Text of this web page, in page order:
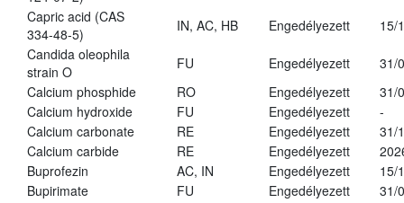
Capric acid (CAS
334-48-5)
IN, AC, HB Engedélyezett
15/
Candida oleophila
strain O
FU Engedélyezett
31/
Calcium phosphide
RO Engedélyezett
31/
Calcium hydroxide
FU Engedélyezett
-
Calcium carbonate
RE Engedélyezett
31/
Calcium carbide
RE Engedélyezett
Buprofezin
AC, IN Engedélyezett
15/
Bupirimate
FU Engedélyezett
31/